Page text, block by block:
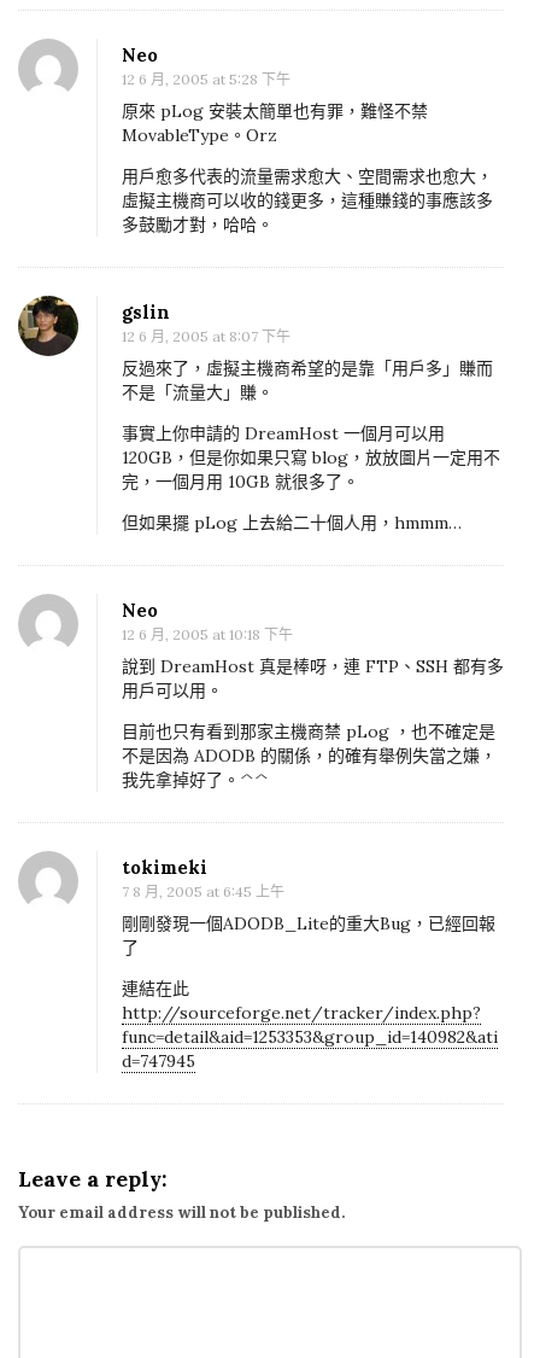
i
t
e
誕
生
Neo
12 6 月, 2005 at 5:28 下午
原來 pLog 安裝太簡單也有罪，難怪不禁
MovableType。Orz
用戶愈多代表的流量需求愈大、空間需求也愈大，
虛擬主機商可以收的錢更多，這種賺錢的事應該多
多鼓勵才對，哈哈。
gslin
12 6 月, 2005 at 8:07 下午
反過來了，虛擬主機商希望的是靠「用戶多」賺而
不是「流量大」賺。
事實上你申請的 DreamHost 一個月可以用
120GB，但是你如果只寫 blog，放放圖片一定用不
完，一個月用 10GB 就很多了。
但如果擺 pLog 上去給二十個人用，hmmm…
Neo
12 6 月, 2005 at 10:18 下午
說到 DreamHost 真是棒呀，連 FTP、SSH 都有多
用戶可以用。
目前也只有看到那家主機商禁 pLog ，也不確定是
不是因為 ADODB 的關係，的確有舉例失當之嫌，
我先拿掉好了。^^
tokimeki
7 8 月, 2005 at 6:45 上午
剛剛發現一個ADODB_Lite的重大Bug，已經回報
了
連結在此
http://sourceforge.net/tracker/index.php?
func=detail&aid=1253353&group_id=140982&ati
d=747945
Leave a reply:
Your email address will not be published.